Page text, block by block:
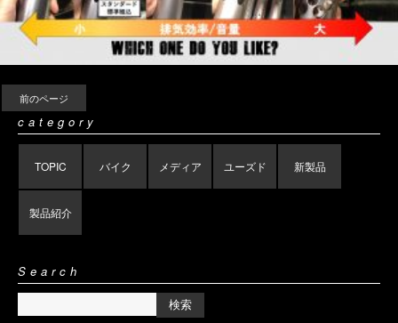
前のページ
category
TOPIC バイク メディア ユーズド 新製品
製品紹介
Search